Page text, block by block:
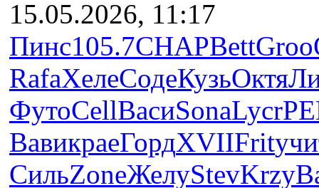
15.05.2026, 11:17
Пинс105.7CHAPBettGroo
RafaХелеСодеКузьОктя
ФутоCellВасиSonaLycr
ВавикраеГордXVIIFrit
СильZoneЖелуStevKrzy